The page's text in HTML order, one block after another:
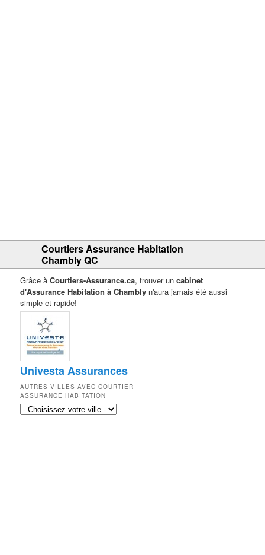
Courtiers Assurance Habitation
Chambly QC
Grâce àCourtiers-Assurance.ca, trouver uncabinet
d'Assurance Habitation à Chambly n'aura jamais été aussi
simple et rapide!
Univesta Assurances
AUTRES VILLES AVEC COURTIER
ASSURANCE HABITATION